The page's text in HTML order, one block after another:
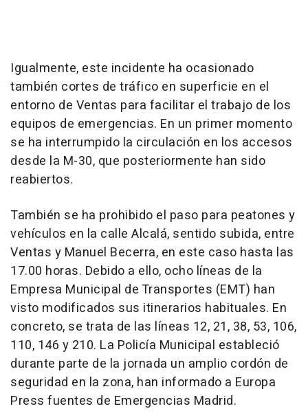
Igualmente, este incidente ha ocasionado
también cortes de tráfico en superficie en el
entorno de Ventas para facilitar el trabajo de los
equipos de emergencias. En un primer momento
se ha interrumpido la circulación en los accesos
desde la M-30, que posteriormente han sido
reabiertos.
También se ha prohibido el paso para peatones y
vehículos en la calle Alcalá, sentido subida, entre
Ventas y Manuel Becerra, en este caso hasta las
17.00 horas. Debido a ello, ocho líneas de la
Empresa Municipal de Transportes (EMT) han
visto modificados sus itinerarios habituales. En
concreto, se trata de las líneas 12, 21, 38, 53, 106,
110, 146 y 210. La Policía Municipal estableció
durante parte de la jornada un amplio cordón de
seguridad en la zona, han informado a Europa
Press fuentes de Emergencias Madrid.